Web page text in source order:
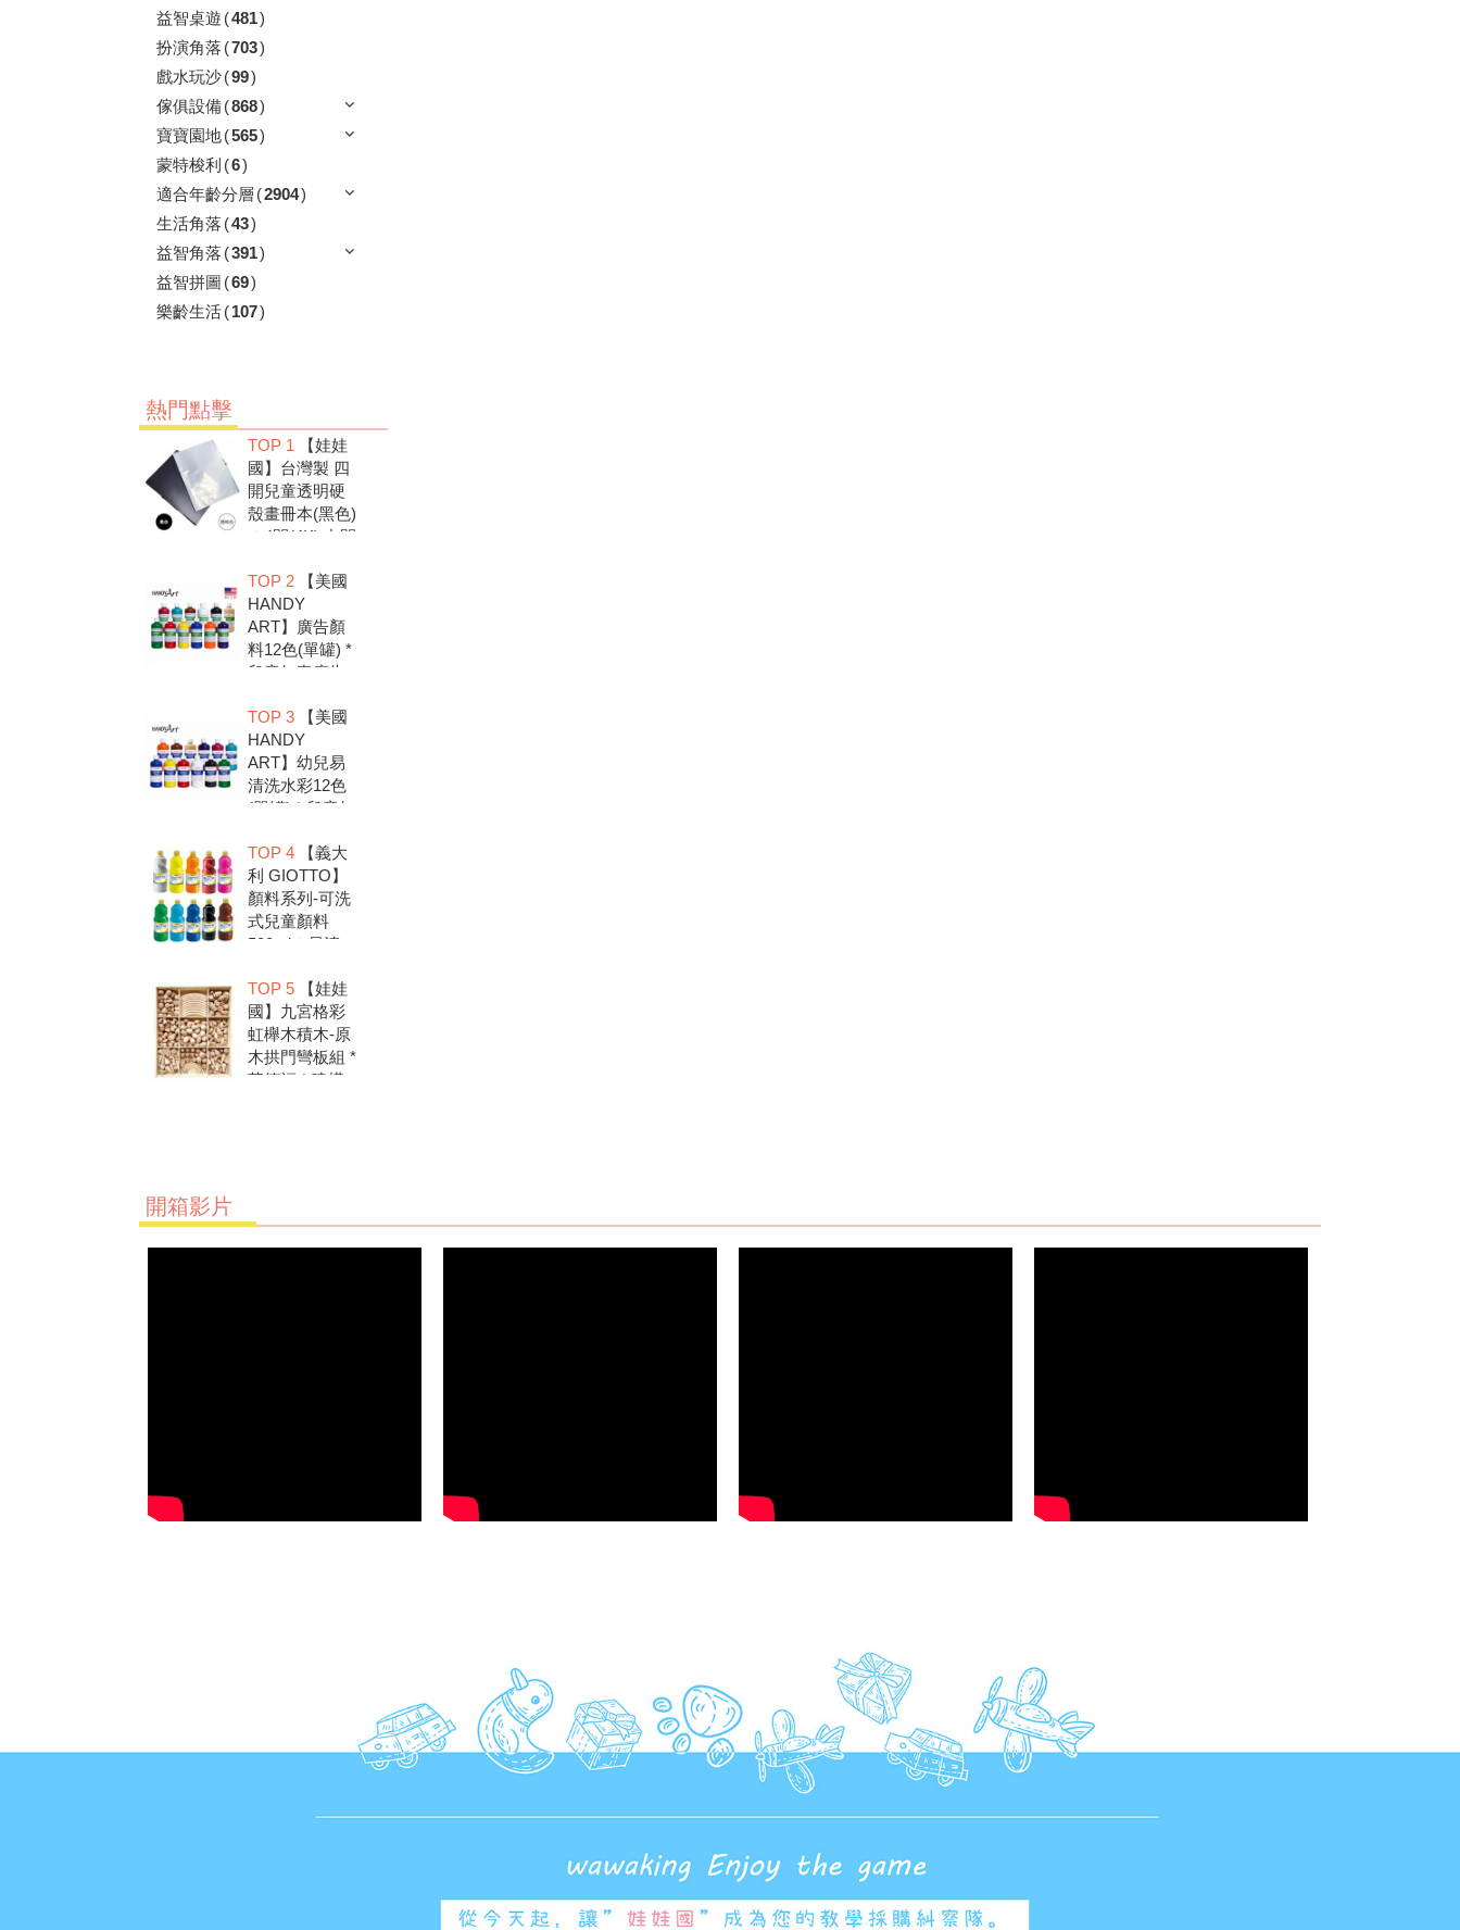
益智桌遊 (481)
扮演角落 (703)
戲水玩沙(99)
傢俱設備(868)
寶寶園地(565)
蒙特梭利 (6)
適合年齡分層 (2904)
生活角落 (43)
益智角落 (391)
益智拼圖 (69)
樂齡生活(107)
熱門點擊
TOP 1 【娃娃
國】台灣製 四
開兒童透明硬
殼畫冊本(黑色)
＊4開(4K).中間
扣.資料袋.圖畫
紙收集冊.收納
冊
TOP 2【美國
HANDY
ART】廣告顏
料12色(單罐) *
兒童無毒廣告
放心，彩繪DIY
超有趣
TOP 3【美國
HANDY
ART】幼兒易
清洗水彩12色
(單罐) * 兒童無
安全好放心，
彩繪DIY超有趣
TOP 4【義大
利 GIOTTO】
顏料系列-可洗
式兒童顏料
500ml＊易清
童美勞.親子部
落客推薦
TOP 5【娃娃
國】九宮格彩
虹櫸木積木-原
木拱門彎板組 *
華德福 * 建構
開箱影片